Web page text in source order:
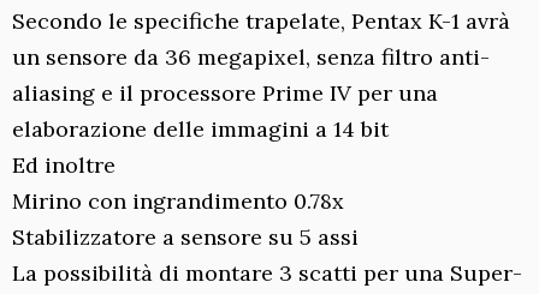
Secondo le specifiche trapelate, Pentax K-1 avrà
un sensore da 36 megapixel, senza filtro anti-
aliasing e il processore Prime IV per una
elaborazione delle immagini a 14 bit
Ed inoltre
Mirino con ingrandimento 0.78x
Stabilizzatore a sensore su 5 assi
La possibilità di montare 3 scatti per una Super-